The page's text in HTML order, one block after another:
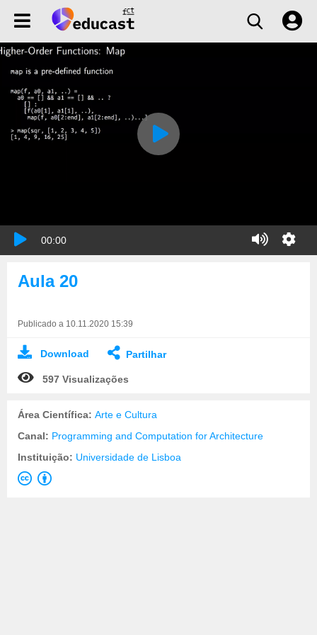
00:00
Aula 20
Publicado a 10.11.2020 15:39
Download Partilhar
597 Visualizações
Área Científica: Arte e Cultura
Canal: Programming and Computation for Architecture
Instituição: Universidade de Lisboa